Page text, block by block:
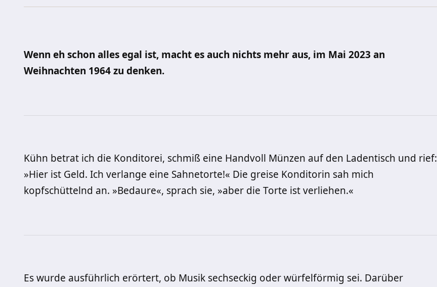
Wenn eh schon alles egal ist, macht es auch nichts mehr aus, im Mai 2023 an
Weihnachten 1964 zu denken.
Kühn betrat ich die Konditorei, schmiß eine Handvoll Mün­zen auf den Ladentisch und rief:
»Hier ist Geld. Ich verlange eine Sahnetorte!« Die greise Konditorin sah mich
kopfschüttelnd an. »Bedaure«, sprach sie, »aber die Torte ist verliehen.«
Es wurde ausführlich erörtert, ob Musik sechseckig oder würfelförmig sei. Darüber